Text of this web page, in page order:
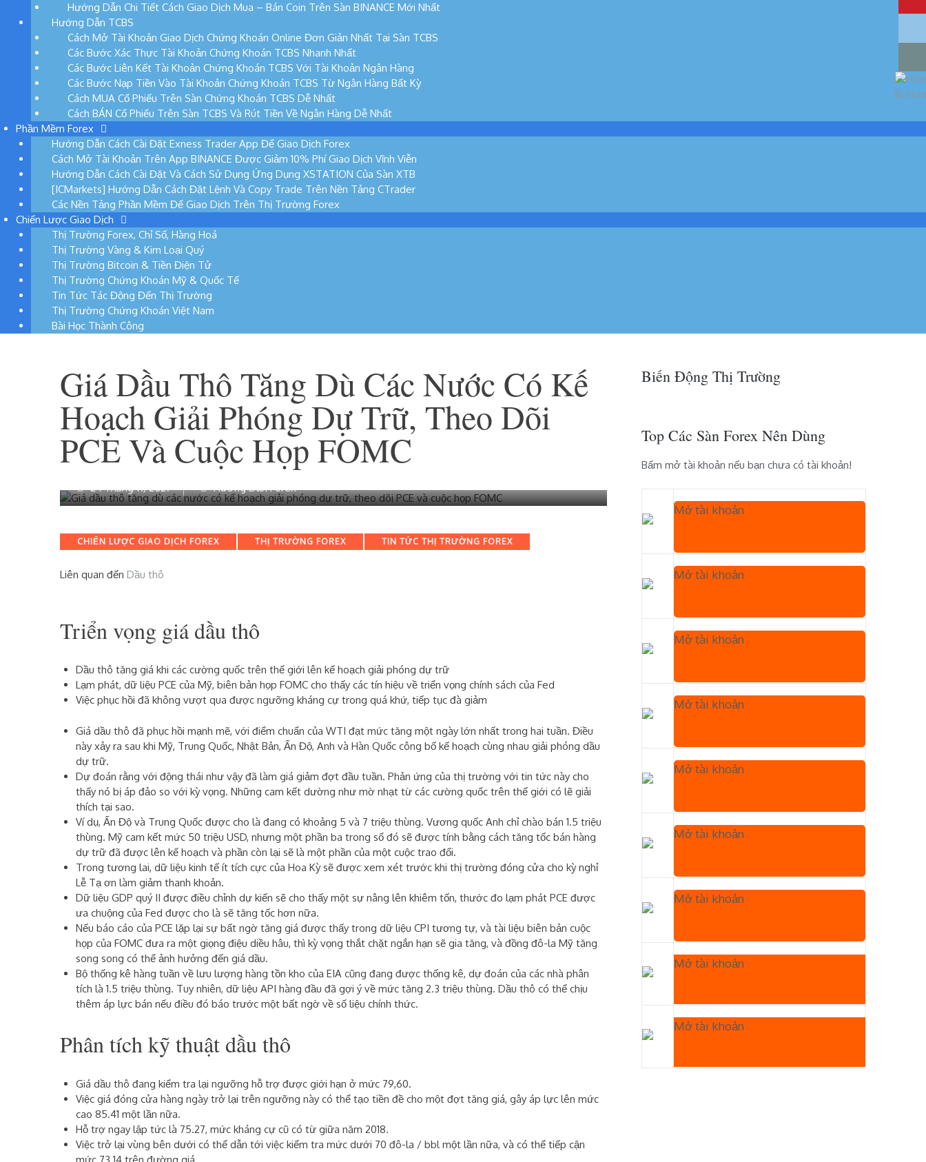
Hướng Dẫn Chi Tiết Cách Giao Dịch Mua – Bán Coin Trên Sàn BINANCE Mới Nhất
Hướng Dẫn TCBS
Cách Mở Tài Khoản Giao Dịch Chứng Khoán Online Đơn Giản Nhất Tại Sàn TCBS
Các Bước Xác Thực Tài Khoản Chứng Khoán TCBS Nhanh Nhất
Các Bước Liên Kết Tài Khoản Chứng Khoán TCBS Với Tài Khoản Ngân Hàng
Các Bước Nạp Tiền Vào Tài Khoản Chứng Khoán TCBS Từ Ngân Hàng Bất Kỳ
Cách MUA Cổ Phiếu Trên Sàn Chứng Khoán TCBS Dễ Nhất
Cách BÁN Cổ Phiếu Trên Sàn TCBS Và Rút Tiền Về Ngân Hàng Dễ Nhất
Phần Mềm Forex
Hướng Dẫn Cách Cài Đặt Exness Trader App Để Giao Dịch Forex
Cách Mở Tài Khoản Trên App BINANCE Được Giảm 10% Phí Giao Dịch Vĩnh Viễn
Hướng Dẫn Cách Cài Đặt Và Cách Sử Dụng Ứng Dụng XSTATION Của Sàn XTB
[ICMarkets] Hướng Dẫn Cách Đặt Lệnh Và Copy Trade Trên Nền Tảng CTrader
Các Nền Tảng Phần Mềm Để Giao Dịch Trên Thị Trường Forex
Chiến Lược Giao Dịch
Thị Trường Forex, Chỉ Số, Hàng Hoá
Thị Trường Vàng & Kim Loại Quý
Thị Trường Bitcoin & Tiền Điện Tử
Thị Trường Chứng Khoán Mỹ & Quốc Tế
Tin Tức Tác Động Đến Thị Trường
Thị Trường Chứng Khoán Việt Nam
Bài Học Thành Công
Giá Dầu Thô Tăng Dù Các Nước Có Kế
Hoạch Giải Phóng Dự Trữ, Theo Dõi
PCE Và Cuộc Họp FOMC
24 Tháng 11, 2021 Hướng Dẫn Forex
Categories
CHIẾN LƯỢC GIAO DỊCH FOREX THỊ TRƯỜNG FOREX TIN TỨC THỊ TRƯỜNG FOREX
Liên quan đến Dầu thô
Triển vọng giá dầu thô
Dầu thô tăng giá khi các cường quốc trên thế giới lên kế hoạch giải phóng dự trữ
Lạm phát, dữ liệu PCE của Mỹ, biên bản họp FOMC cho thấy các tín hiệu về triển vọng chính sách của Fed
Việc phục hồi đã không vượt qua được ngưỡng kháng cự trong quá khứ, tiếp tục đà giảm
Giá dầu thô đã phục hồi mạnh mẽ, với điểm chuẩn của WTI đạt mức tăng một ngày lớn nhất trong hai tuần. Điều
này xảy ra sau khi Mỹ, Trung Quốc, Nhật Bản, Ấn Độ, Anh và Hàn Quốc công bố kế hoạch cùng nhau giải phóng dầu
dự trữ.
Dự đoán rằng với động thái như vậy đã làm giá giảm đợt đầu tuần. Phản ứng của thị trường với tin tức này cho
thấy nó bị áp đảo so với kỳ vọng. Những cam kết dường như mờ nhạt từ các cường quốc trên thế giới có lẽ giải
thích tại sao.
Ví dụ, Ấn Độ và Trung Quốc được cho là đang có khoảng 5 và 7 triệu thùng. Vương quốc Anh chỉ chào bán 1.5 triệu
thùng. Mỹ cam kết mức 50 triệu USD, nhưng một phần ba trong số đó sẽ được tính bằng cách tăng tốc bán hàng
dự trữ đã được lên kế hoạch và phần còn lại sẽ là một phần của một cuộc trao đổi.
Trong tương lai, dữ liệu kinh tế ít tích cực của Hoa Kỳ sẽ được xem xét trước khi thị trường đóng cửa cho kỳ nghỉ
Lễ Tạ ơn làm giảm thanh khoản.
Dữ liệu GDP quý II được điều chỉnh dự kiến ​​sẽ cho thấy một sự nâng lên khiêm tốn, thước đo lạm phát PCE được
ưa chuộng của Fed được cho là sẽ tăng tốc hơn nữa.
Nếu báo cáo của PCE lặp lại sự bất ngờ tăng giá được thấy trong dữ liệu CPI tương tự, và tài liệu biên bản cuộc
họp của FOMC đưa ra một giọng điệu diều hâu, thì kỳ vọng thắt chặt ngắn hạn sẽ gia tăng, và đồng đô-la Mỹ tăng
song song có thể ảnh hưởng đến giá dầu.
Bộ thống kê hàng tuần về lưu lượng hàng tồn kho của EIA cũng đang được thống kê, dự đoán của các nhà phân
tích là 1.5 triệu thùng. Tuy nhiên, dữ liệu API hàng đầu đã gợi ý về mức tăng 2.3 triệu thùng. Dầu thô có thể chịu
thêm áp lực bán nếu điều đó báo trước một bất ngờ về số liệu chính thức.
Phân tích kỹ thuật dầu thô
Giá dầu thô đang kiểm tra lại ngưỡng hỗ trợ được giới hạn ở mức 79,60.
Việc giá đóng cửa hàng ngày trở lại trên ngưỡng này có thể tạo tiền đề cho một đợt tăng giá, gây áp lực lên mức
cao 85.41 một lần nữa.
Hỗ trợ ngay lập tức là 75.27, mức kháng cự cũ có từ giữa năm 2018.
Việc trở lại vùng bên dưới có thể dẫn tới việc kiểm tra mức dưới 70 đô-la / bbl một lần nữa, và có thể tiếp cận
mức 73.14 trên đường giá.
Biến Động Thị Trường
Top Các Sàn Forex Nên Dùng
Bấm mở tài khoản nếu bạn chưa có tài khoản!
Mở tài khoản
Mở tài khoản
Mở tài khoản
Mở tài khoản
Mở tài khoản
Mở tài khoản
Mở tài khoản
Mở tài khoản
Mở tài khoản